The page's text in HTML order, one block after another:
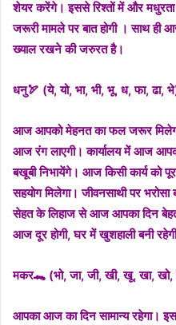
शेयर करेंगे। इससे रिश्तों में और मधुरता
जरूरी मामले पर बात होगी । साथ ही
ख्याल रखने की जरुरत है।
धनु🏹 (ये, यो, भा, भी, भू, ध, फा, ढा,
आज आपको मेहनत का फल जरूर
आज रंग लाएगी। कार्यालय में आज
बखूबी निभायेंगे। आज किसी कार्य को
सहयोग मिलेगा। जीवनसाथी पर
सेहत के लिहाज से आज आपका दिन
आज दूर होगी, घर में खुशहाली बनी
मकर🐊 (भो, जा, जी, खी, खू, खा, खो,
आपका आज का दिन सामान्य रहेगा।